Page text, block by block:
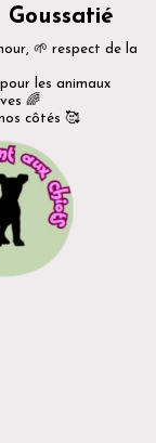
🌱 respect de la
les animaux
🌈
côtés 🥰